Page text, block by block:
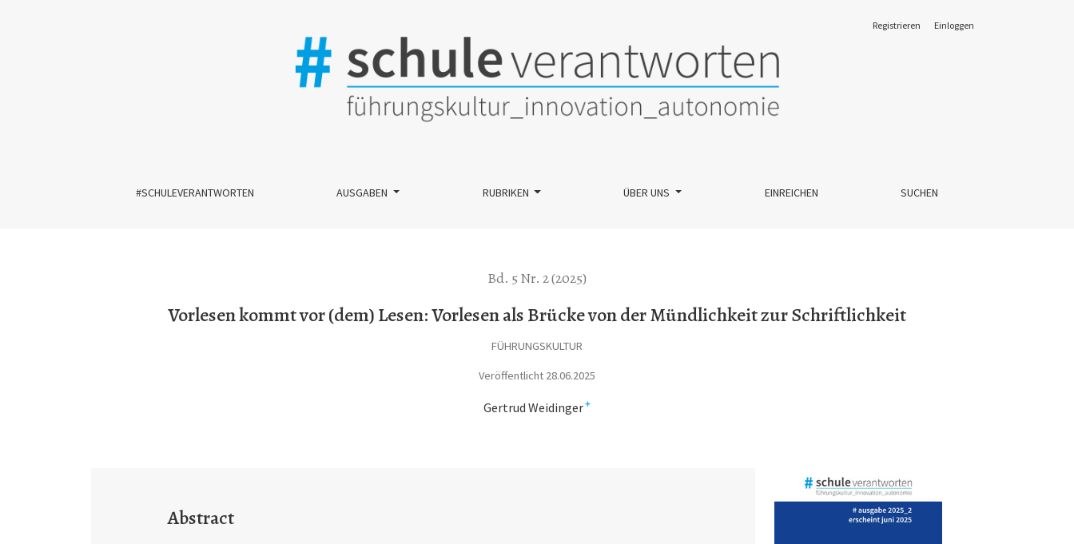
Vorlesen kommt vor (dem) Lesen: Vorlesen als Brücke von der Mündlichkeit zur Schriftlichkeit
#SCHULEVERANTWORTEN AUSGABEN RUBRIKEN ÜBER UNS EINREICHEN SUCHEN
Registrieren Einloggen
Bd. 5 Nr. 2 (2025)
Vorlesen kommt vor (dem) Lesen: Vorlesen als Brücke von der Mündlichkeit zur Schriftlichkeit
FÜHRUNGSKULTUR
Veröffentlicht 28.06.2025
Gertrud Weidinger+
Abstract